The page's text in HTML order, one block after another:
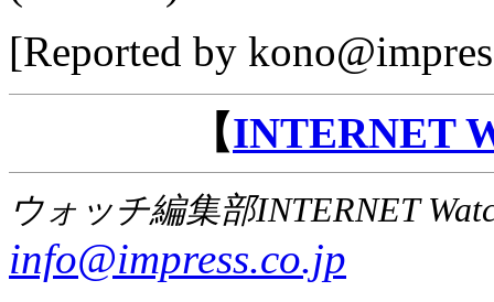
[Reported by
【INTERNET
ウォッチ編集部INTERNET
info@impress.co.jp